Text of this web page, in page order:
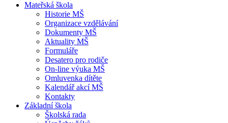
Mateřská škola
Historie MŠ
Organizace vzdělávání
Dokumenty MŠ
Aktuality MŠ
Formuláře
Desatero pro rodiče
On-line výuka MŠ
Omluvenka dítěte
Kalendář akcí MŠ
Kontakty
Základní škola
Školská rada